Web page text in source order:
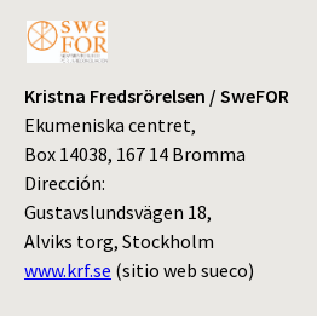
Kristna Fredsrörelsen / SweFOR
Ekumeniska centret,
Box 14038, 167 14 Bromma
Dirección:
Gustavslundsvägen 18,
Alviks torg, Stockholm
www.krf.se (sitio web sueco)